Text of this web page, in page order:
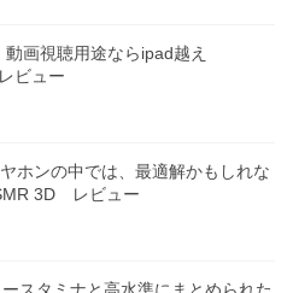
動画視聴用途ならipad越え
ビュー
ホンの中では、最適解かもしれな
3D レビュー